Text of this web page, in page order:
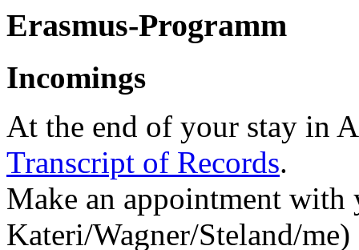
Erasmus-Programm
Incomings
At the end of your stay in
Transcript of Records.
Make an appointment
Kateri/Wagner/Steland/me)